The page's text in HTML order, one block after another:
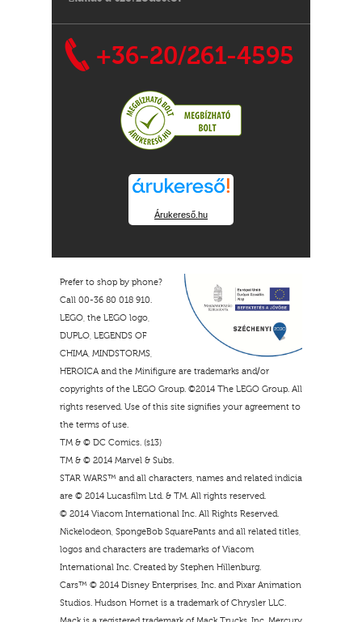
+36-20/261-4595
Árukereső.hu
Prefer to shop by phone?
Call 00-36 80 018 910.
LEGO, the LEGO logo,
DUPLO, LEGENDS OF
CHIMA, MINDSTORMS,
HEROICA and the Minifigure are trademarks and/or
copyrights of the LEGO Group. ©2014 The LEGO Group. All
rights reserved. Use of this site signifies your agreement to
the terms of use.
TM & © DC Comics. (s13)
TM & © 2014 Marvel & Subs.
STAR WARS™ and all characters, names and related indicia
are © 2014 Lucasfilm Ltd. & TM. All rights reserved.
© 2014 Viacom International Inc. All Rights Reserved.
Nickelodeon, SpongeBob SquarePants and all related titles,
logos and characters are trademarks of Viacom
International Inc. Created by Stephen Hillenburg.
Cars™ © 2014 Disney Enterprises, Inc. and Pixar Animation
Studios. Hudson Hornet is a trademark of Chrysler LLC.